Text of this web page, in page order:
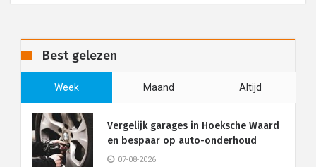
Best gelezen
Week Maand Altijd
Vergelijk garages in Hoeksche Waard
en bespaar op auto-onderhoud
07-08-2026